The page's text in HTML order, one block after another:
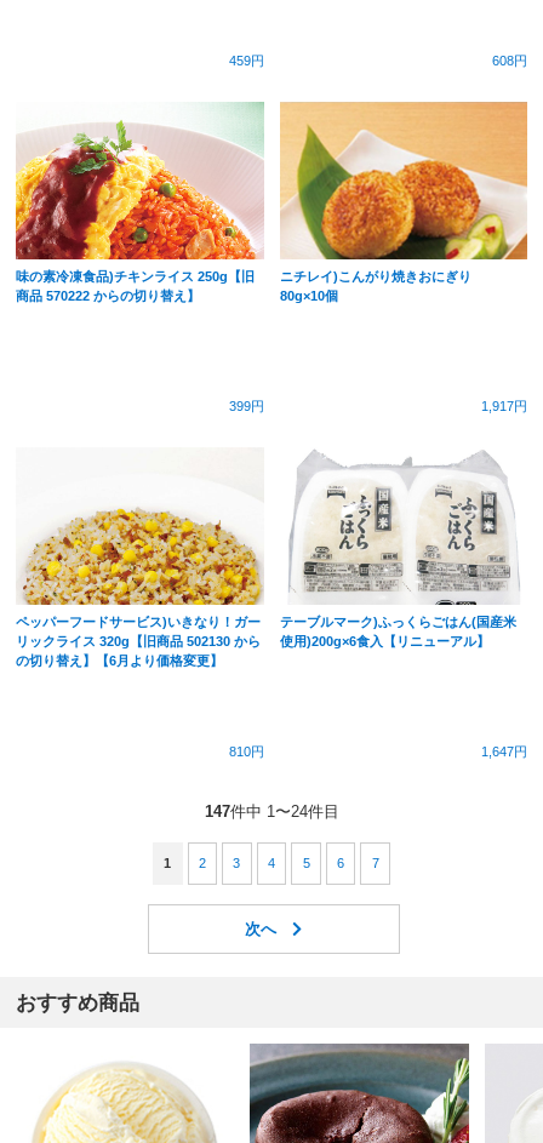
459円 608円
味の素冷凍食品)チキンライス 250g【旧
商品 570222 からの切り替え】
399円
ニチレイ)こんがり焼きおにぎり
80g×10個
1,917円
ペッパーフードサービス)いきなり！ガー
リックライス 320g【旧商品 502130 から
の切り替え】【6月より価格変更】
810円
テーブルマーク)ふっくらごはん(国産米
使用)200g×6食入【リニューアル】
1,647円
147件中 1〜24件目
1 2 3 4 5 6 7
おすすめ商品